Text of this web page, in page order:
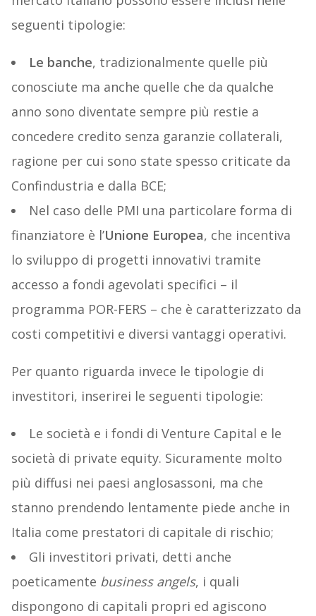
seguenti tipologie:
Le banche, tradizionalmente quelle più
conosciute ma anche quelle che da qualche
anno sono diventate sempre più restie a
concedere credito senza garanzie collaterali,
ragione per cui sono state spesso criticate da
Confindustria e dalla BCE;
Nel caso delle PMI una particolare forma di
finanziatore è l’Unione Europea, che incentiva
lo sviluppo di progetti innovativi tramite
accesso a fondi agevolati specifici – il
programma POR-FERS – che è caratterizzato da
costi competitivi e diversi vantaggi operativi.
Per quanto riguarda invece le tipologie di
investitori, inserirei le seguenti tipologie:
Le società e i fondi di Venture Capital e le
società di private equity. Sicuramente molto
più diffusi nei paesi anglosassoni, ma che
stanno prendendo lentamente piede anche in
Italia come prestatori di capitale di rischio;
Gli investitori privati, detti anche
poeticamente business angels, i quali
dispongono di capitali propri ed agiscono